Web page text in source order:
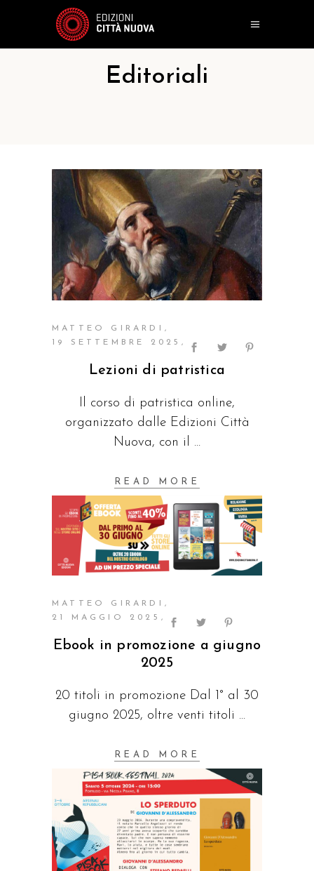
Editoriali
MATTEO GIRARDI
19 SETTEMBRE 2025
Lezioni di patristica
Il corso di patristica online,
organizzato dalle Edizioni Città
Nuova, con il
READ MORE
MATTEO GIRARDI
21 MAGGIO 2025
Ebook in promozione a giugno
2025
20 titoli in promozione Dal 1° al 30
giugno 2025, oltre venti titoli
READ MORE